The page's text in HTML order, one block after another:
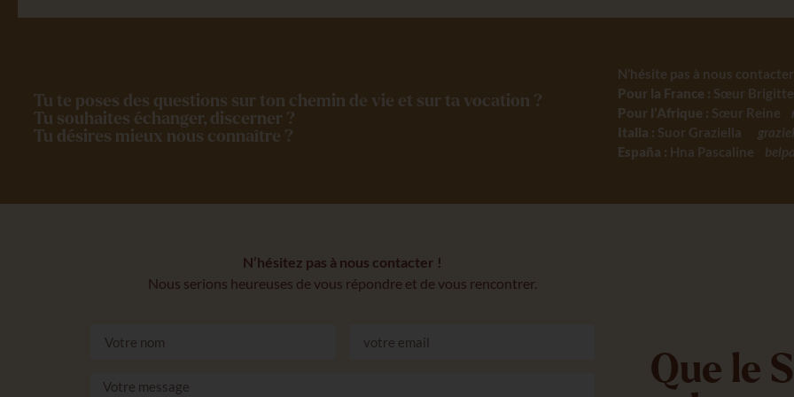
Tu te poses des questions sur ton chemin de vie et sur ta vocation ?
Tu souhaites échanger, discerner ?
Tu désires mieux nous connaître ?
N’hésite pas à nous
Pour la France : Sœur
Pour l’Afrique : Sœur Reine
Italia : Suor Graziella
España : Hna Pascaline
N’hésitez pas à nous contacter !
Nous serions heureuses de vous répondre et de vous rencontrer.
Que le